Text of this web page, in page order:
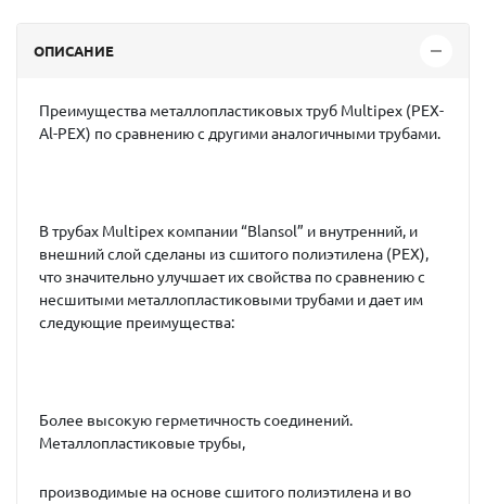
ОПИСАНИЕ
Преимущества металлопластиковых труб Multipex (PEX-
Al-PEX) по сравнению с другими аналогичными трубами.
В трубах Multipex компании “Blansol” и внутренний, и
внешний слой сделаны из сшитого полиэтилена (PEX),
что значительно улучшает их свойства по сравнению с
несшитыми металлопластиковыми трубами и дает им
следующие преимущества:
Более высокую герметичность соединений.
Металлопластиковые трубы,
производимые на основе сшитого полиэтилена и во